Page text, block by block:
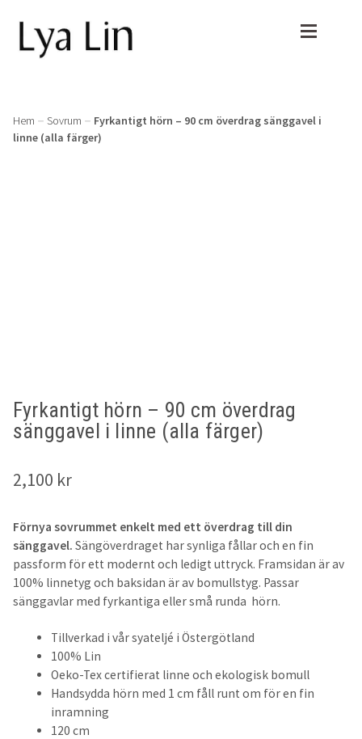
Hoppa
till
navigering
Hoppa
till
innehåll
Sovrum
50x60cm
50x70cm
60x90cm
Sängkappor & Sänggavelöverdrag
Sängkappor
210cm
200cm
Gratis tygprover
Hem Sovrum
Fyrkantigt hörn – 90 cm överdrag sänggavel i
linne (alla färger)
Fyrkantigt hörn – 90 cm överdrag
sänggavel i linne (alla färger)
2,100 kr
Förnya sovrummet enkelt med ett överdrag till din
sänggavel. Sängöverdraget har synliga fållar och en fin
passform för ett modernt och ledigt uttryck. Framsidan är av
100% linnetyg och baksidan är av bomullstyg. Passar
sänggavlar med fyrkantiga eller små runda hörn.
Tillverkad i vår syateljé i Östergötland
100% Lin
Oeko-Tex certifierat linne och ekologisk bomull
Handsydda hörn med 1 cm fåll runt om för en fin
inramning
120 cm